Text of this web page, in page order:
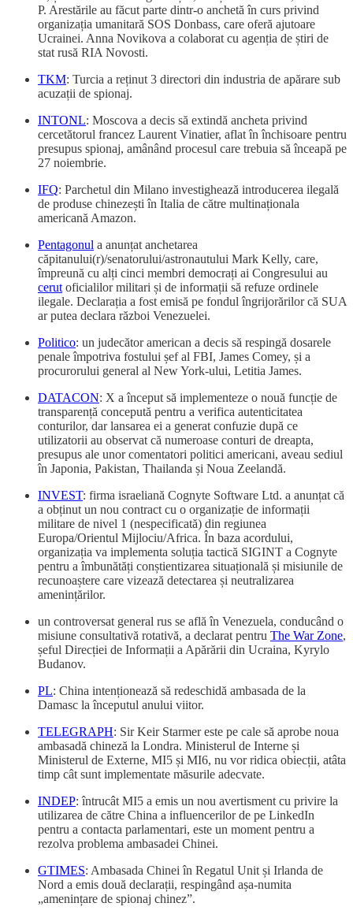
P. Arestările au făcut parte dintr-o anchetă în curs privind
organizația umanitară SOS Donbass, care oferă ajutoare
Ucrainei. Anna Novikova a colaborat cu agenția de știri de
stat rusă RIA Novosti.
TKM: Turcia a reținut 3 directori din industria de apărare sub
acuzații de spionaj.
INTONL: Moscova a decis să extindă ancheta privind
cercetătorul francez Laurent Vinatier, aflat în închisoare pentru
presupus spionaj, amânând procesul care trebuia să înceapă pe
27 noiembrie.
IFQ: Parchetul din Milano investighează introducerea ilegală
de produse chinezești în Italia de către multinaționala
americană Amazon.
Pentagonul a anunțat anchetarea
căpitanului(r)/senatorului/astronautului Mark Kelly, care,
împreună cu alți cinci membri democrați ai Congresului au
cerut oficialilor militari și de informații să refuze ordinele
ilegale. Declarația a fost emisă pe fondul îngrijorărilor că SUA
ar putea declara război Venezuelei.
Politico: un judecător american a decis să respingă dosarele
penale împotriva fostului șef al FBI, James Comey, și a
procurorului general al New York-ului, Letitia James.
DATACON: X a început să implementeze o nouă funcție de
transparență concepută pentru a verifica autenticitatea
conturilor, dar lansarea ei a generat confuzie după ce
utilizatorii au observat că numeroase conturi de dreapta,
presupus ale unor comentatori politici americani, aveau sediul
în Japonia, Pakistan, Thailanda și Noua Zeelandă.
INVEST: firma israeliană Cognyte Software Ltd. a anunțat că
a obținut un nou contract cu o organizație de informații
militare de nivel 1 (nespecificată) din regiunea
Europa/Orientul Mijlociu/Africa. În baza acordului,
organizația va implementa soluția tactică SIGINT a Cognyte
pentru a îmbunătăți conștientizarea situațională și misiunile de
recunoaștere care vizează detectarea și neutralizarea
amenințărilor.
un controversat general rus se află în Venezuela, conducând o
misiune consultativă rotativă, a declarat pentru The War Zone,
șeful Direcției de Informații a Apărării din Ucraina, Kyrylo
Budanov.
PL: China intenționează să redeschidă ambasada de la
Damasc la începutul anului viitor.
TELEGRAPH: Sir Keir Starmer este pe cale să aprobe noua
ambasadă chineză la Londra. Ministerul de Interne și
Ministerul de Externe, MI5 și MI6, nu vor ridica obiecții, atâta
timp cât sunt implementate măsurile adecvate.
INDEP: întrucât MI5 a emis un nou avertisment cu privire la
utilizarea de către China a influencerilor de pe LinkedIn
pentru a contacta parlamentari, este un moment pentru a
rezolva problema ambasadei Chinei.
GTIMES: Ambasada Chinei în Regatul Unit și Irlanda de
Nord a emis două declarații, respingând așa-numita
„amenințare de spionaj chinez”.